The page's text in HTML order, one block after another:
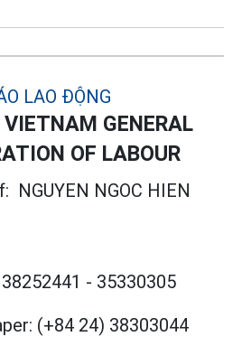
GENERAL
OF LABOUR
NGUYEN NGOC HIEN
- 35330305
(+84 24) 38303044